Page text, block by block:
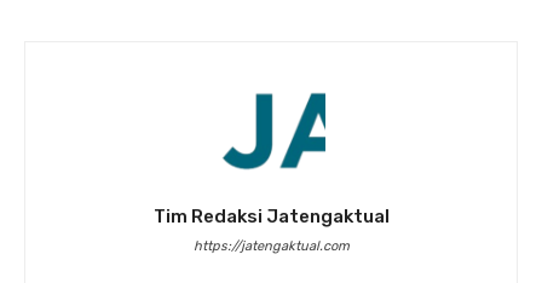
Tim Redaksi Jatengaktual
https://jatengaktual.com